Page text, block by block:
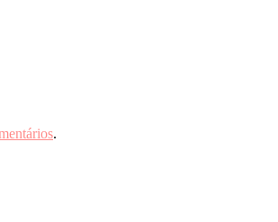
.